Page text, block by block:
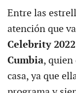
Entre las
atención que
Celebrity 2022
Cumbia, quien
casa, ya que